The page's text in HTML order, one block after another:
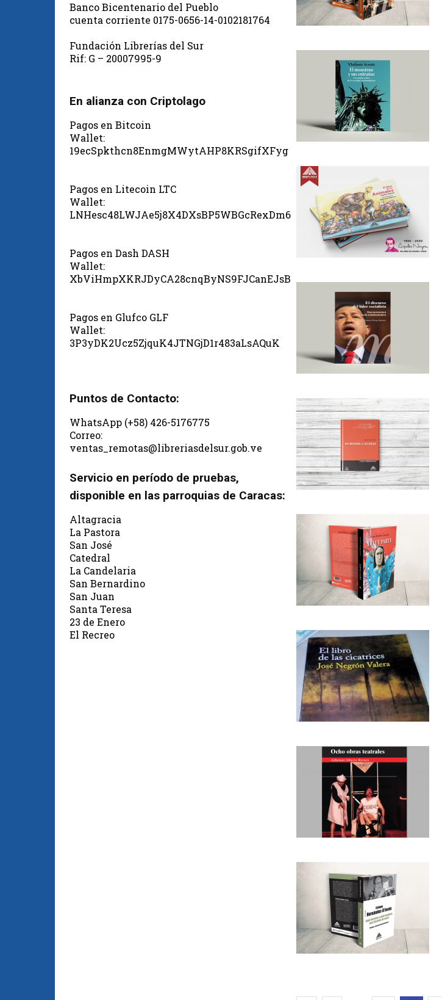
Banco Bicentenario del Pueblo
cuenta corriente 0175-0656-14-0102181764
Fundación Librerías del Sur
Rif: G – 20007995-9
En alianza con Criptolago
Pagos en Bitcoin
Wallet:
19ecSpkthcn8EnmgMWytAHP8KRSgifXFyg
Pagos en Litecoin LTC
Wallet:
LNHesc48LWJAe5j8X4DXsBP5WBGcRexDm6
Pagos en Dash DASH
Wallet:
XbViHmpXKRJDyCA28cnqByNS9FJCanEJsB
Pagos en Glufco GLF
Wallet:
3P3yDK2Ucz5ZjquK4JTNGjD1r483aLsAQuK
Puntos de Contacto:
WhatsApp (+58) 426-5176775
Correo:
ventas_remotas@libreriasdelsur.gob.ve
Servicio en período de pruebas,
disponible en las parroquias de Caracas:
Altagracia
La Pastora
San José
Catedral
La Candelaria
San Bernardino
San Juan
Santa Teresa
23 de Enero
El Recreo